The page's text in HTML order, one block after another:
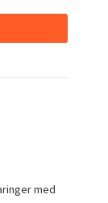
med